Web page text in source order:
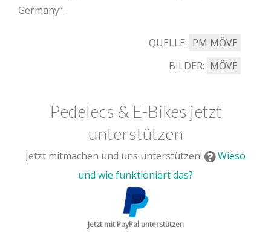
Germany“.
QUELLE: PM MÖVE
BILDER: MÖVE
Pedelecs & E-Bikes jetzt
unterstützen
Jetzt mitmachen und uns unterstützen!
Wieso
und wie funktioniert das?
Jetzt mit PayPal unterstützen